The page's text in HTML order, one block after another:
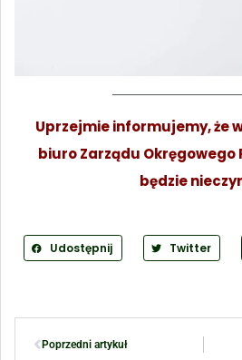
Uprzejmie informujemy, że
biuro Zarządu Okręgowego
będzie
Udostępnij Twitter
Poprzedni artykuł